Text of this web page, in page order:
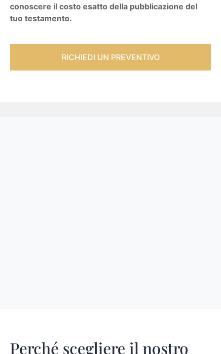
conoscere il costo esatto della pubblicazione del
tuo testamento.
RICHIEDI UN PREVENTIVO
Perché scegliere il nostro